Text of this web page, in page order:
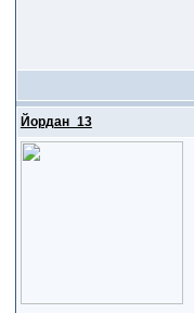
Йордан_13